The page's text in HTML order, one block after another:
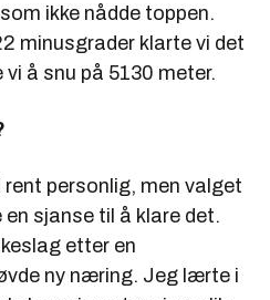
ikke nådde toppen.
minusgrader klarte vi det
å snu på 5130 meter.
personlig, men valget
sjanse til å klare det.
etter en
ny næring. Jeg lærte i